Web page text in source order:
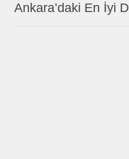
Ankara’daki En İyi